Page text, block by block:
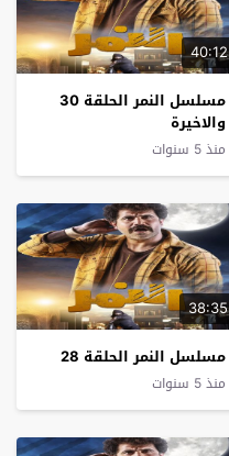
40:12
مسلسل النمر الحلقة 30
والاخيرة
منذ 5 سنوات
38:35
مسلسل النمر الحلقة 28
منذ 5 سنوات